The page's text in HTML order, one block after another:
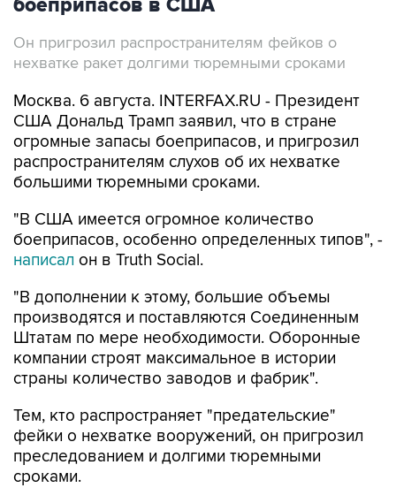
боеприпасов в США
Он пригрозил распространителям фейков о
нехватке ракет долгими тюремными сроками
Москва. 6 августа. INTERFAX.RU - Президент
США Дональд Трамп заявил, что в стране
огромные запасы боеприпасов, и пригрозил
распространителям слухов об их нехватке
большими тюремными сроками.
"В США имеется огромное количество
боеприпасов, особенно определенных типов", -
написал он в Truth Social.
"В дополнении к этому, большие объемы
производятся и поставляются Соединенным
Штатам по мере необходимости. Оборонные
компании строят максимальное в истории
страны количество заводов и фабрик".
Тем, кто распространяет "предательские"
фейки о нехватке вооружений, он пригрозил
преследованием и долгими тюремными
сроками.